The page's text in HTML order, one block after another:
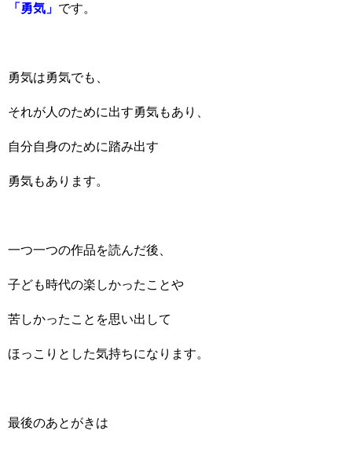
「勇気」 です。
勇気は勇気でも、
それが人のために出す勇気もあり、
自分自身のために踏み出す
勇気もあります。
一つ一つの作品を読んだ後、
子ども時代の楽しかったことや
苦しかったことを思い出して
ほっこりとした気持ちになります。
最後のあとがきは